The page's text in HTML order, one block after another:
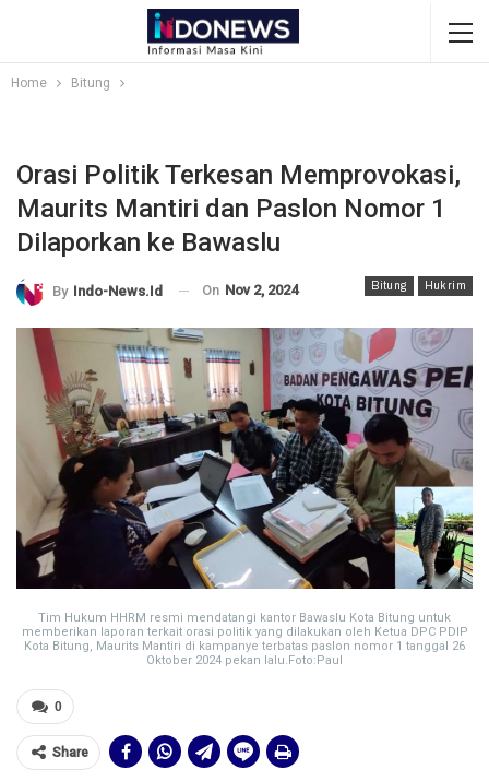
Home Bitung
Orasi Politik Terkesan Memprovokasi,
Maurits Mantiri dan Paslon Nomor 1
Dilaporkan ke Bawaslu
Bitung Hukrim
By Indo-News.id On Nov 2, 2024
Tim Hukum HHRM resmi mendatangi kantor Bawaslu Kota Bitung untuk
memberikan laporan terkait orasi politik yang dilakukan oleh Ketua DPC PDIP
Kota Bitung, Maurits Mantiri di kampanye terbatas paslon nomor 1 tanggal 26
Oktober 2024 pekan lalu.Foto:Paul
0
Share